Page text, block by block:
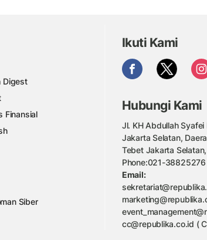
Digest
Finansial
Siber
Ikuti Kami
Hubungi Kami
Jl. KH Abdullah Syafei
Jakarta Selatan,
Tebet Jakarta
Phone:021-38825276
Email:
cc@republika.co.id (